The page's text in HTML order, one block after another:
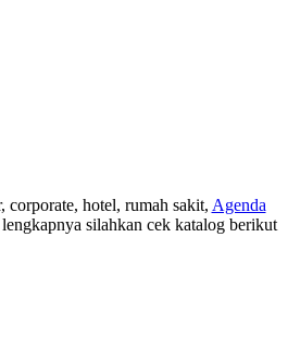
hotel, rumah sakit, Agenda
silahkan cek katalog berikut